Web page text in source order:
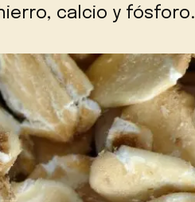
calcio y fósforo.